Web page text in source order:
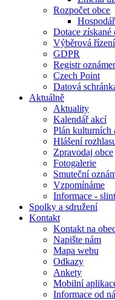
Rozpočet obce
Dotace získané
Výběrová řízení
GDPR
Registr
Czech Point
Datová
Aktuálně
Aktuality
Kalendář akcí
Plán kulturních
Hlášení
Zpravodaj obce
Fotogalerie
Smuteční
Vzpomínáme
Informace -
Spolky a sdružení
Kontakt
Kontakt na
Napište nám
Mapa webu
Odkazy
Ankety
Mobilní
Informace od